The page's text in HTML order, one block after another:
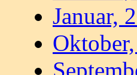
Januar,